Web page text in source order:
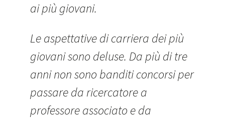
ai più giovani.
Le aspettative di carriera dei più
giovani sono deluse. Da più di tre
anni non sono banditi concorsi per
passare da ricercatore a
professore associato e da